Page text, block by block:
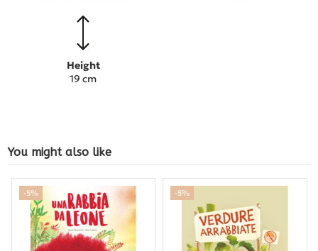
Height
19 cm
You might also like
-5% -5%